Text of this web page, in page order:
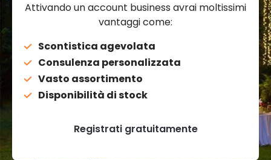
Attivando un account business avrai moltissimi
vantaggi come:
Scontistica agevolata
Consulenza personalizzata
Vasto assortimento
Disponibilità di stock
Registrati gratuitamente